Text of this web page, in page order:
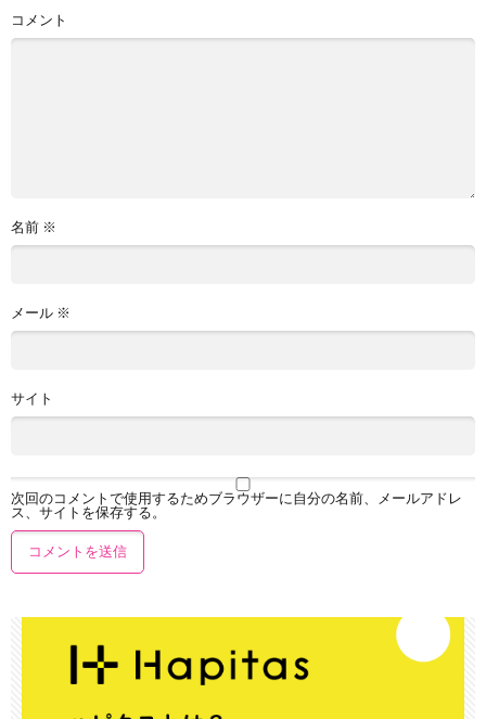
コメント
名前 ※
メール ※
サイト
次回のコメントで使用するためブラウザーに自分の名前、メールアドレ
ス、サイトを保存する。